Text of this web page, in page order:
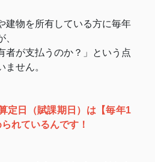
建物を所有している方に毎年
者が支払うのか？」という点
ません。
定日（賦課期日）は【毎年1
れているんです！